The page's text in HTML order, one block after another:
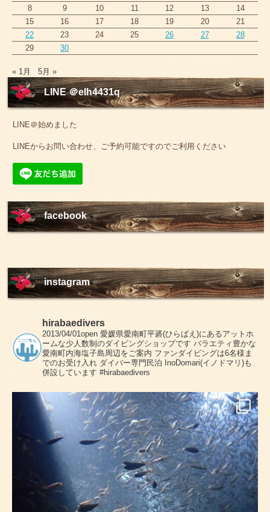
8
9 10 11 12 13
14
15
16 17 18 19 20
21
22
23 24 25 26 27
28
29
30
« 1月 5月 »
LINE ＠elh4431q
LINE＠始めました
LINEからお問い合わせ、ご予約可能ですのでご利用ください
facebook
instagram
hirabaedivers
2013/04/01open 愛媛県愛南町平碆(ひらばえ)にあるアットホ
ームな少人数制のダイビングショップです バラエティ豊かな
愛南町内海塩子島周辺をご案内 ファンダイビングは6名様ま
でのお受け入れ ダイバー専門民泊 InoDomari(イノドマリ)も
併設しています #hirabaedivers